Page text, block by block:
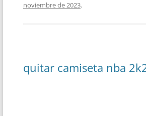
noviembre de 2023.
quitar camiseta nba